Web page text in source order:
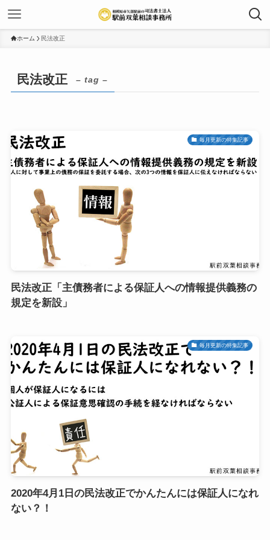
ホーム 民法改正
民法改正 – tag –
毎月更新の特集記事
民法改正「主債務者による保証人への情報提供義務の
規定を新設」
毎月更新の特集記事
2020年4月1日の民法改正でかんたんには保証人になれ
ない？！